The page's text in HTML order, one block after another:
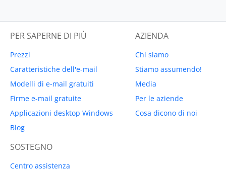
PER SAPERNE DI PIÙ
Prezzi
Caratteristiche dell'e-mail
Modelli di e-mail gratuiti
Firme e-mail gratuite
Applicazioni desktop Windows
Blog
AZIENDA
Chi siamo
Stiamo assumendo!
Media
Per le aziende
Cosa dicono di noi
SOSTEGNO
Centro assistenza